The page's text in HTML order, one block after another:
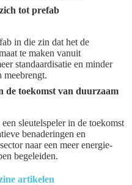
tot prefab
in die zin dat het de
te maken vanuit
standaardisatie en minder
meebrengt.
de toekomst van duurzaam
sleutelspeler in de toekomst
benaderingen en
naar een meer energie-
begeleiden.
artikelen